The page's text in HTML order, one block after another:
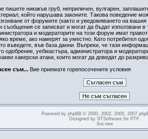
пишете никакъв груб, неприличен, вулгарен,
който нарушава законите. Такова поведение
от форумите (както и уведомяването на вашия
съобщения се записват и могат да бъдат използвани
и модераторите на този форум имат
време, ако намерят за уместно. Като потребител
въведете, във база данни. Въпреки, че тази
одобрение, уебмастъра, администратора и
хакерски атаки, които могат да доведат до
съм...Вие приемате горепосочените условия
Powered by phpBB© 2000, 2002, 2005, 2007
Designed by STSoftwarefor PTF.
Хостинг